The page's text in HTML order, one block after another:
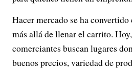
Hacer mercado se ha convertido
más allá de llenar el carrito.
comerciantes buscan lugares
buenos precios, variedad de